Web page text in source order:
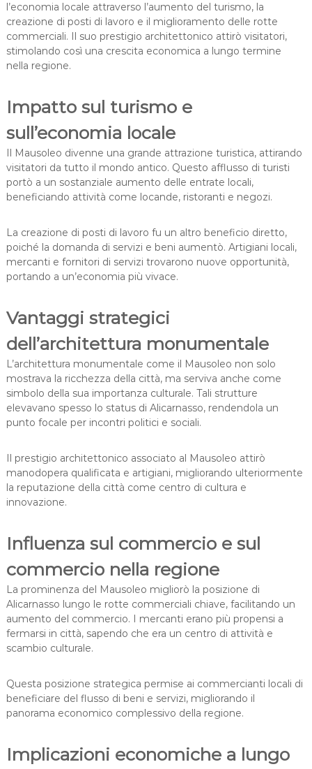
l’economia locale attraverso l’aumento del turismo, la
creazione di posti di lavoro e il miglioramento delle rotte
commerciali. Il suo prestigio architettonico attirò visitatori,
stimolando così una crescita economica a lungo termine
nella regione.
Impatto sul turismo e
sull’economia locale
Il Mausoleo divenne una grande attrazione turistica, attirando
visitatori da tutto il mondo antico. Questo afflusso di turisti
portò a un sostanziale aumento delle entrate locali,
beneficiando attività come locande, ristoranti e negozi.
La creazione di posti di lavoro fu un altro beneficio diretto,
poiché la domanda di servizi e beni aumentò. Artigiani locali,
mercanti e fornitori di servizi trovarono nuove opportunità,
portando a un’economia più vivace.
Vantaggi strategici
dell’architettura monumentale
L’architettura monumentale come il Mausoleo non solo
mostrava la ricchezza della città, ma serviva anche come
simbolo della sua importanza culturale. Tali strutture
elevavano spesso lo status di Alicarnasso, rendendola un
punto focale per incontri politici e sociali.
Il prestigio architettonico associato al Mausoleo attirò
manodopera qualificata e artigiani, migliorando ulteriormente
la reputazione della città come centro di cultura e
innovazione.
Influenza sul commercio e sul
commercio nella regione
La prominenza del Mausoleo migliorò la posizione di
Alicarnasso lungo le rotte commerciali chiave, facilitando un
aumento del commercio. I mercanti erano più propensi a
fermarsi in città, sapendo che era un centro di attività e
scambio culturale.
Questa posizione strategica permise ai commercianti locali di
beneficiare del flusso di beni e servizi, migliorando il
panorama economico complessivo della regione.
Implicazioni economiche a lungo